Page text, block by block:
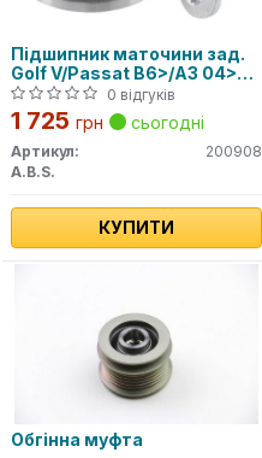
Підшипник маточини зад.
Golf V/Passat B6>/A3 04>
(32x137)
0 відгуків
1 725 грн сьогодні
Артикул:
200908
A.B.S.
КУПИТИ
Обгінна муфта